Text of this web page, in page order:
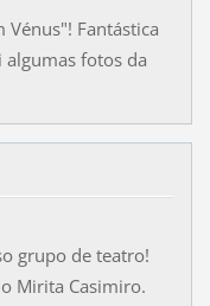
Vénus"! Fantástica
fotos da
grupo de teatro!
Mirita Casimiro.